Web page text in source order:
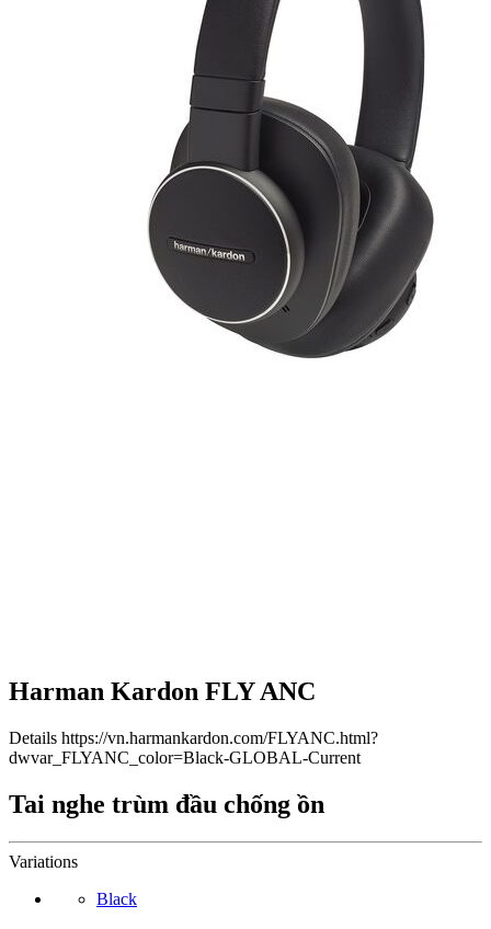
Harman Kardon FLY ANC
Details https://vn.harmankardon.com/FLYANC.html?
dwvar_FLYANC_color=Black-GLOBAL-Current
Tai nghe trùm đầu chống ồn
Variations
Black